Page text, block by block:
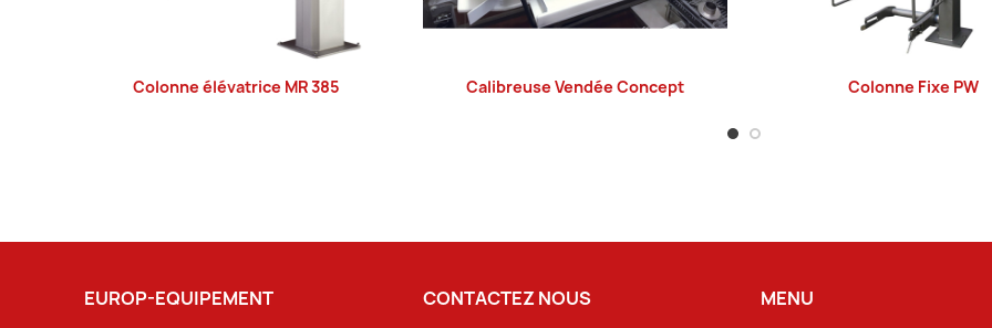
LIRE LA SUITE
Colonne élévatrice MR 385 LIRE LA SUITE
Calibreuse Vendée Concept LIRE LA SUITE
Colonne Fixe PW
EUROP-EQUIPEMENT CONTACTEZ NOUS
MENU